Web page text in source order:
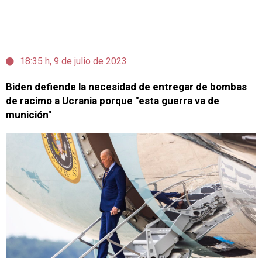
18:35 h, 9 de julio de 2023
Biden defiende la necesidad de entregar de bombas
de racimo a Ucrania porque "esta guerra va de
munición"